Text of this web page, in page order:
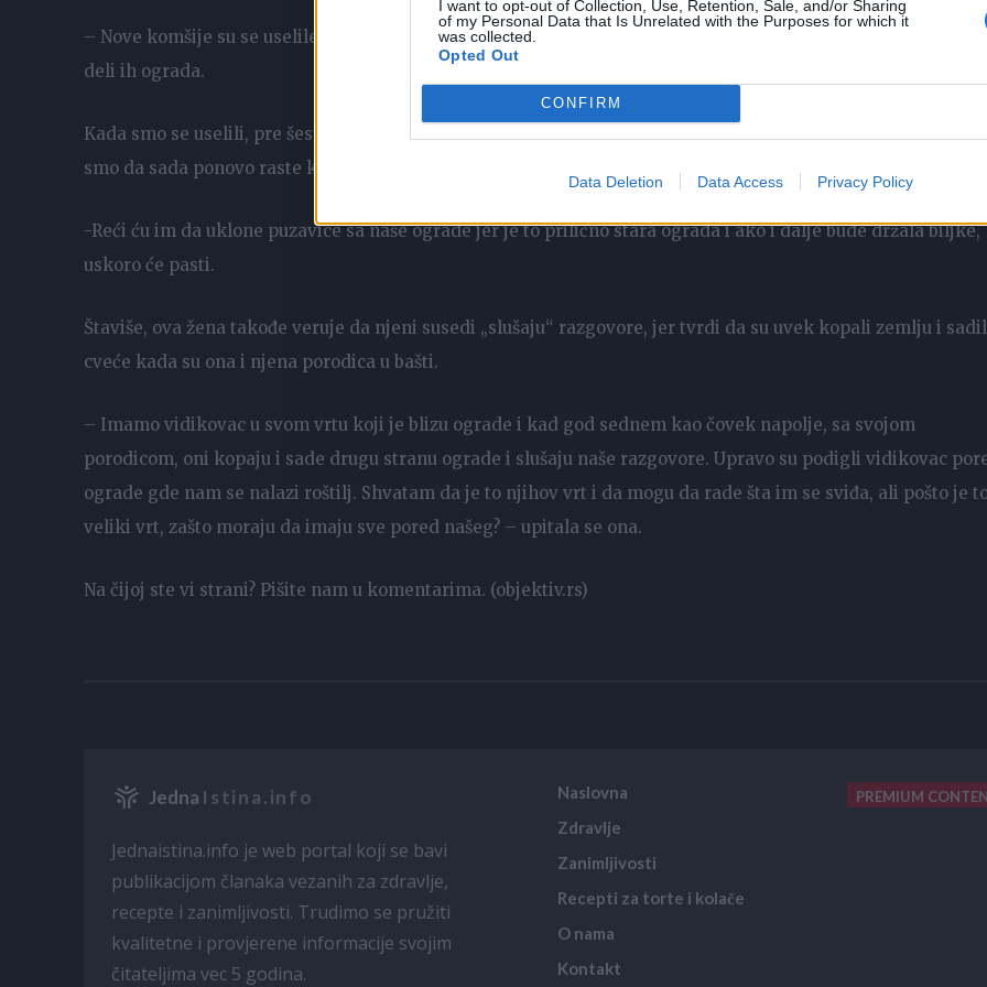
I want to opt-out of Collection, Use, Retention, Sale, and/or Sharing
of my Personal Data that Is Unrelated with the Purposes for which it
was collected.
Opted Out
CONFIRM
Data Deletion Data Access Privacy Policy
– Nove komšije su se uselile pre nekoliko meseci. Imaju veliku baštu koja se naslanja na našu manju baštu, a
deli ih ograda.
Kada smo se uselili, pre šest godina, proveli smo sate čisteći bršljan koji se proširio po našoj bašti, ali
smo da sada ponovo raste kroz našu ogradu i polako razara letvice na ogradi.
-Reći ću im da uklone puzavice sa naše ograde jer je to prilično stara ograda i ako i dalje bude držala biljke,
uskoro će pasti.
Štaviše, ova žena takođe veruje da njeni susedi „slušaju“ razgovore, jer tvrdi da su uvek kopali zemlju i
cveće kada su ona i njena porodica u bašti.
– Imamo vidikovac u svom vrtu koji je blizu ograde i kad god sednem kao čovek napolje, sa svojom
porodicom, oni kopaju i sade drugu stranu ograde i slušaju naše razgovore. Upravo su podigli vidikovac
ograde gde nam se nalazi roštilj. Shvatam da je to njihov vrt i da mogu da rade šta im se sviđa, ali pošto je
veliki vrt, zašto moraju da imaju sve pored našeg? – upitala se ona.
Na čijoj ste vi strani? Pišite nam u komentarima. (objektiv.rs)
Jedna Istina.info
Jednaistina.info je web portal koji se bavi
publikacijom članaka vezanih za zdravlje,
recepte i zanimljivosti. Trudimo se pružiti
kvalitetne i provjerene informacije svojim
čitateljima vec 5 godina.
Naslovna
Zdravlje
Zanimljivosti
Recepti za torte i kolače
O nama
Kontakt
PREMIUM